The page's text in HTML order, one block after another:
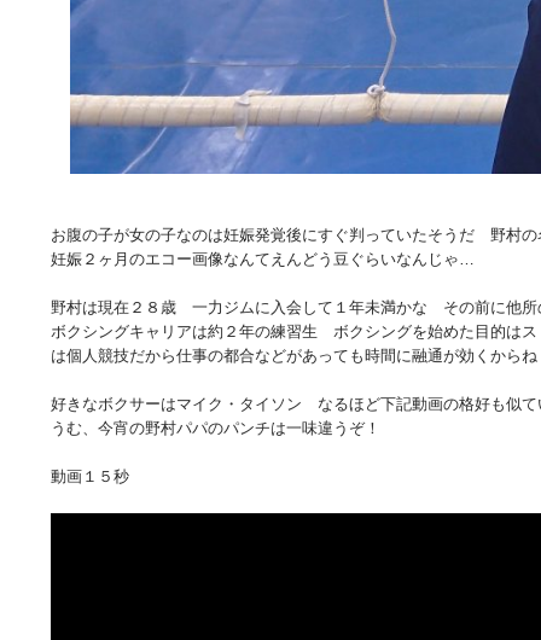
お腹の子が女の子なのは妊娠発覚後にすぐ判っていたそうだ 野村
妊娠２ヶ月のエコー画像なんてえんどう豆ぐらいなんじゃ…
野村は現在２８歳 一力ジムに入会して１年未満かな その前に他
ボクシングキャリアは約２年の練習生 ボクシングを始めた目的は
は個人競技だから仕事の都合などがあっても時間に融通が効くから
好きなボクサーはマイク・タイソン なるほど下記動画の格好も
うむ、今宵の野村パパのパンチは一味違うぞ！
動画１５秒